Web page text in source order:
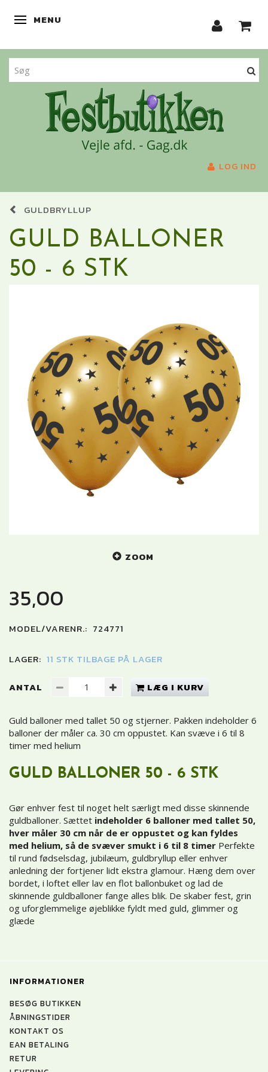
SKIFTE NAVIGATION
MENU
LOG IND
GULDBRYLLUP
GULD BALLONER
50 - 6 STK
ZOOM
35,00
MODEL/VARENR.: 724771
LAGER: 11 STK TILBAGE PÅ LAGER
ANTAL LÆG I KURV
Guld balloner med tallet 50 og stjerner. Pakken indeholder 6
balloner der måler ca. 30 cm oppustet. Kan svæve i 6 til 8
timer med helium
GULD BALLONER 50 - 6 STK
Gør enhver fest til noget helt særligt med disse skinnende
guldballoner. Sættet indeholder 6 balloner med tallet 50,
hver måler 30 cm når de er oppustet og kan fyldes
med helium, så de svæver smukt i 6 til 8 timer Perfekte
til rund fødselsdag, jubilæum, guldbryllup eller enhver
anledning der fortjener lidt ekstra glamour. Hæng dem over
bordet, i loftet eller lav en flot ballonbuket og lad de
skinnende guldballoner fange alles blik. De skaber fest, grin
og uforglemmelige øjeblikke fyldt med guld, glimmer og
glæde
INFORMATIONER
BESØG BUTIKKEN
ÅBNINGSTIDER
KONTAKT OS
EAN BETALING
RETUR